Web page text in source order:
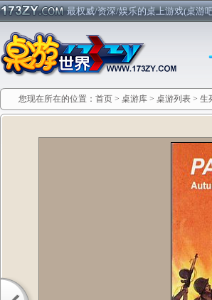
最权威/资深/娱乐的桌上游戏(桌游
您现在所在的位置： 首页 > 桌游库 > 桌游列表 > 生